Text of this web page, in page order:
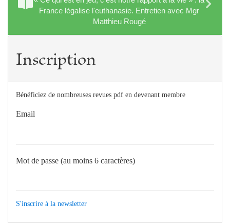
France légalise l'euthanasie. Entretien avec Mgr
Matthieu Rougé
Inscription
Bénéficiez de nombreuses revues pdf en devenant membre
Email
Mot de passe (au moins 6 caractères)
S'inscrire à la newsletter